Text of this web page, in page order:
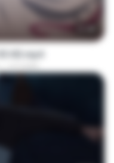
HD.mp4
RYUMIN